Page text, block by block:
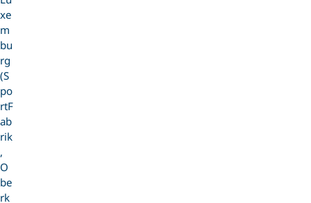
xe
m
bu
rg
(S
po
rtF
ab
rik
,
O
be
rk